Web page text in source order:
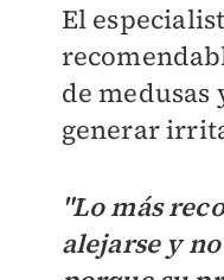
El
de medusas
generar
"Lo más
alejarse y